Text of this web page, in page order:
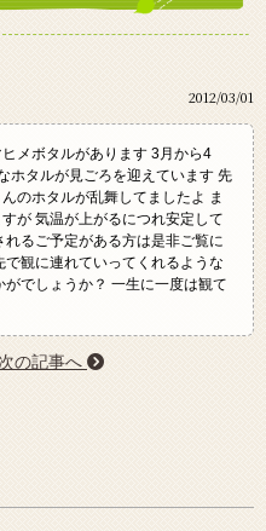
2012/03/01
メボタルがあります 3月から4
ホタルが見ごろを迎えています 先
のホタルが乱舞してましたよ ま
が 気温が上がるにつれ安定して
るご予定がある方は是非ご覧に
観に連れていってくれるような
でしょうか？ 一生に一度は観て
の記事へ